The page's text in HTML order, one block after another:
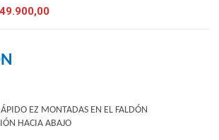
EZ MONTADAS EN EL FALDÓN
HACIA ABAJO